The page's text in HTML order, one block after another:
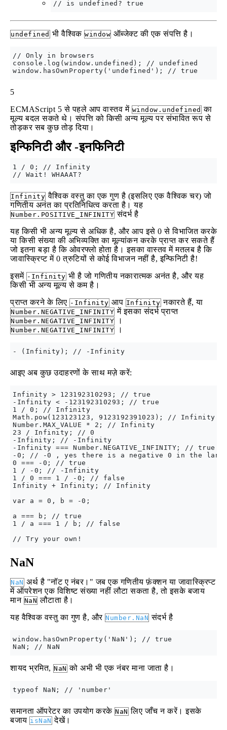
undefined भी वैश्विक window ऑब्जेक्ट की एक संपत्ति है।
// Only in browsers
console.log(window.undefined); // undefined
5
ECMAScript 5 से पहले आप वास्तव में window.undefined का
मूल्य बदल सकते थे। संपत्ति को किसी अन्य मूल्य पर संभावित रूप से
तोड़कर सब कुछ तोड़ दिया।
इन्फिनिटी और -इनफिनिटी
1 / 0; // Infinity
Infinity वैश्विक वस्तु का एक गुण है (इसलिए एक वैश्विक चर) जो
गणितीय अनंत का प्रतिनिधित्व करता है। यह
Number.POSITIVE_INFINITY संदर्भ है
यह किसी भी अन्य मूल्य से अधिक है, और आप इसे 0 से विभाजित करके
या किसी संख्या की अभिव्यक्ति का मूल्यांकन करके प्राप्त कर सकते हैं
जो इतना बड़ा है कि ओवरफ्लो होता है। इसका वास्तव में मतलब है कि
जावास्क्रिप्ट में 0 त्रुटियों से कोई विभाजन नहीं है, इन्फिनिटी है!
इसमें -Infinity भी है जो गणितीय नकारात्मक अनंत है, और यह
किसी भी अन्य मूल्य से कम है।
प्राप्त करने के लिए -Infinity आप Infinity नकारते हैं, या
Number.NEGATIVE_INFINITY में इसका संदर्भ प्राप्त
Number.NEGATIVE_INFINITY ।
Number.NEGATIVE_INFINITY ।
आइए अब कुछ उदाहरणों के साथ मज़े करें:
Infinity > 123192310293; // true
-Infinity < -123192310293; // true
1 / 0; // Infinity
Math.pow(123123123, 9123192391023); // Infinity
Number.MAX_VALUE * 2; // Infinity
23 / Infinity; // 0
-Infinity; // -Infinity
-Infinity === Number.NEGATIVE_INFINITY; // true
-0; // -0 , yes there is a negative 0 in the
0 === -0; // true
1 / -0; // -Infinity
1 / 0 === 1 / -0; // false
Infinity + Infinity; // Infinity
var a = 0, b = -0;
a === b; // true
1 / a === 1 / b; // false
NaN
NaN अर्थ है "नॉट ए नंबर।" जब एक गणितीय फ़ंक्शन या जावास्क्रिप्ट
में ऑपरेशन एक विशिष्ट संख्या नहीं लौटा सकता है, तो इसके बजाय
मान NaN लौटाता है।
यह वैश्विक वस्तु का गुण है, और Number.NaN संदर्भ है
window.hasOwnProperty('NaN'); // true
शायद भ्रमित, NaN को अभी भी एक नंबर माना जाता है।
समानता ऑपरेटर का उपयोग करके NaN लिए जाँच न करें। इसके
बजाय isNaN देखें।